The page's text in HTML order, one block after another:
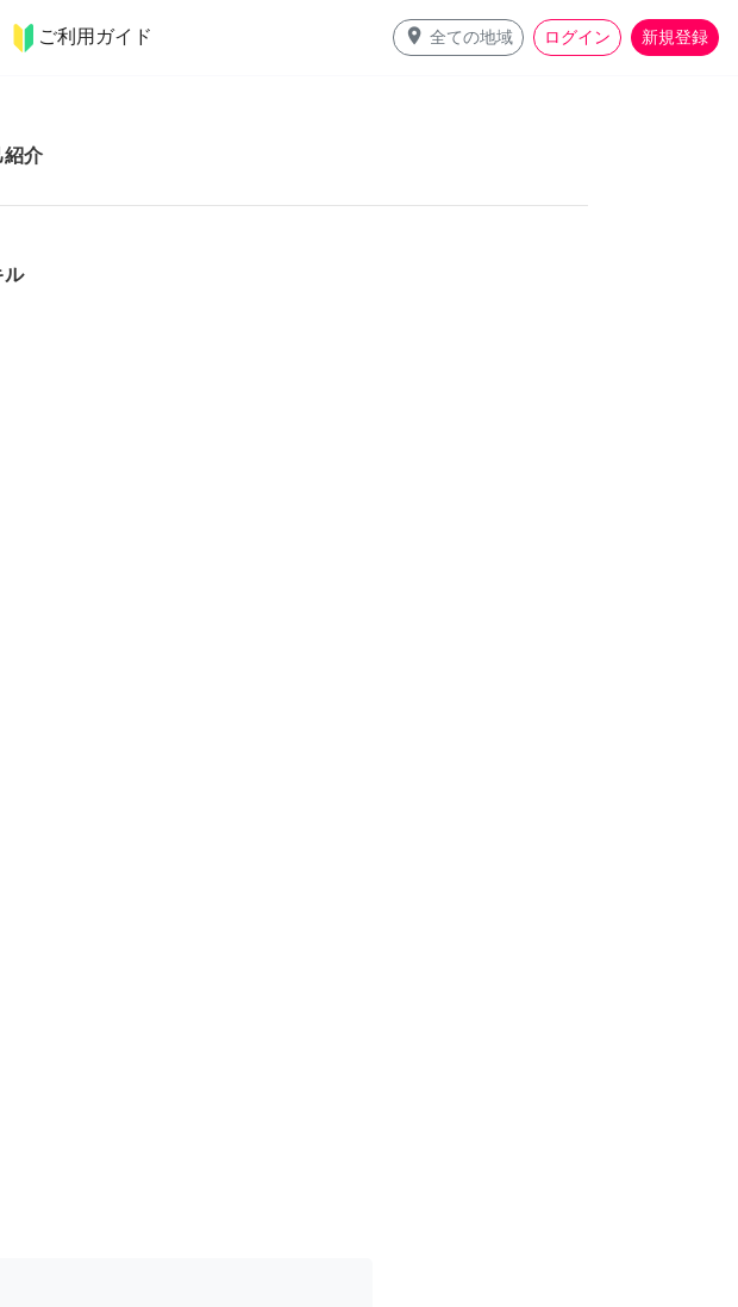
ご利用ガイド place 全ての地域 ログイン 新規登録
ット 料理
紹介
ル